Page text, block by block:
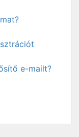
e-mailt?